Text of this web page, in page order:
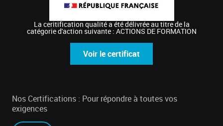
La ceritification qualité a été délivrée au titre de la
catégorie d'action suivante : ACTIONS DE FORMATION
Voir le certificat
Nos Certifications : Pour répondre à toutes vos
exigences